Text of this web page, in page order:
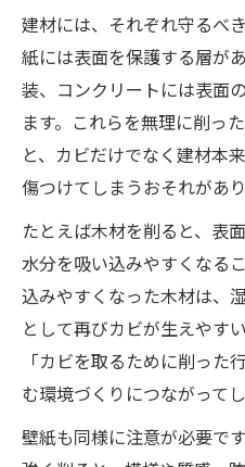
建材には、それぞれ守るべ
紙には表面を保護する層が
装、コンクリートには表面
ます。これらを無理に削っ
と、カビだけでなく建材本
傷つけてしまうおそれがあり
たとえば木材を削ると、表
水分を吸い込みやすくなる
込みやすくなった木材は、
として再びカビが生えやす
「カビを取るために削った
む環境づくりにつながって
壁紙も同様に注意が必要で